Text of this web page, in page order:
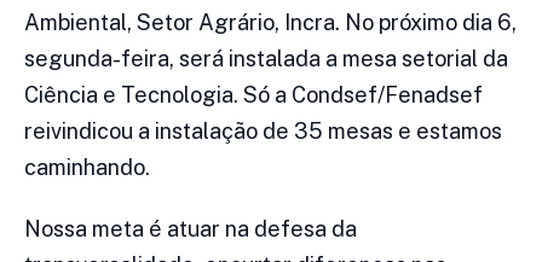
Ambiental, Setor Agrário, Incra. No próximo dia 6,
segunda-feira, será instalada a mesa setorial da
Ciência e Tecnologia. Só a Condsef/Fenadsef
reivindicou a instalação de 35 mesas e estamos
caminhando.
Nossa meta é atuar na defesa da